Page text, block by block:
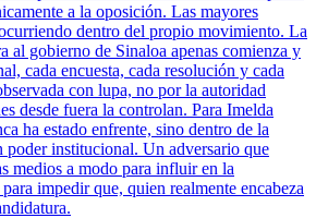
a la oposición. Las mayores
dentro del propio movimiento. La
al gobierno de Sinaloa apenas comienza y
cada encuesta, cada resolución y cada
con lupa, no por la autoridad
desde fuera la controlan. Para Imelda
ha estado enfrente, sino dentro de la
poder institucional. Un adversario que
medios a modo para influir en la
impedir que, quien realmente encabeza